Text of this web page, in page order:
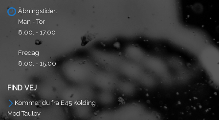
Åbningstider:
Man - Tor
8.00. - 17.00
Fredag
8.00. - 15.00
FIND VEJ
Kommer du fra E45 Kolding
Mod Taulov